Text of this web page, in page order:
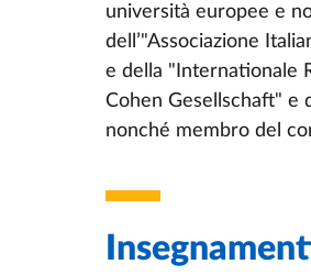
università europee e
dell’"Associazione
e della "Internationale
Cohen Gesellschaft" e
nonché membro del